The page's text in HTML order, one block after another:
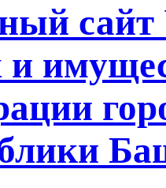
сайт
и